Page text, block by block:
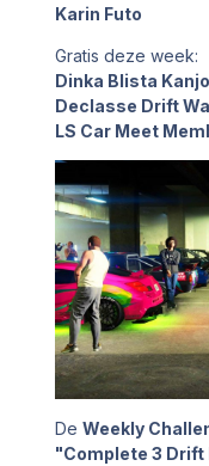
Karin Futo
Gratis deze week:
Dinka Blista Kanjo
Declasse Drift
LS Car Meet
DeWeekly
"Complete 3